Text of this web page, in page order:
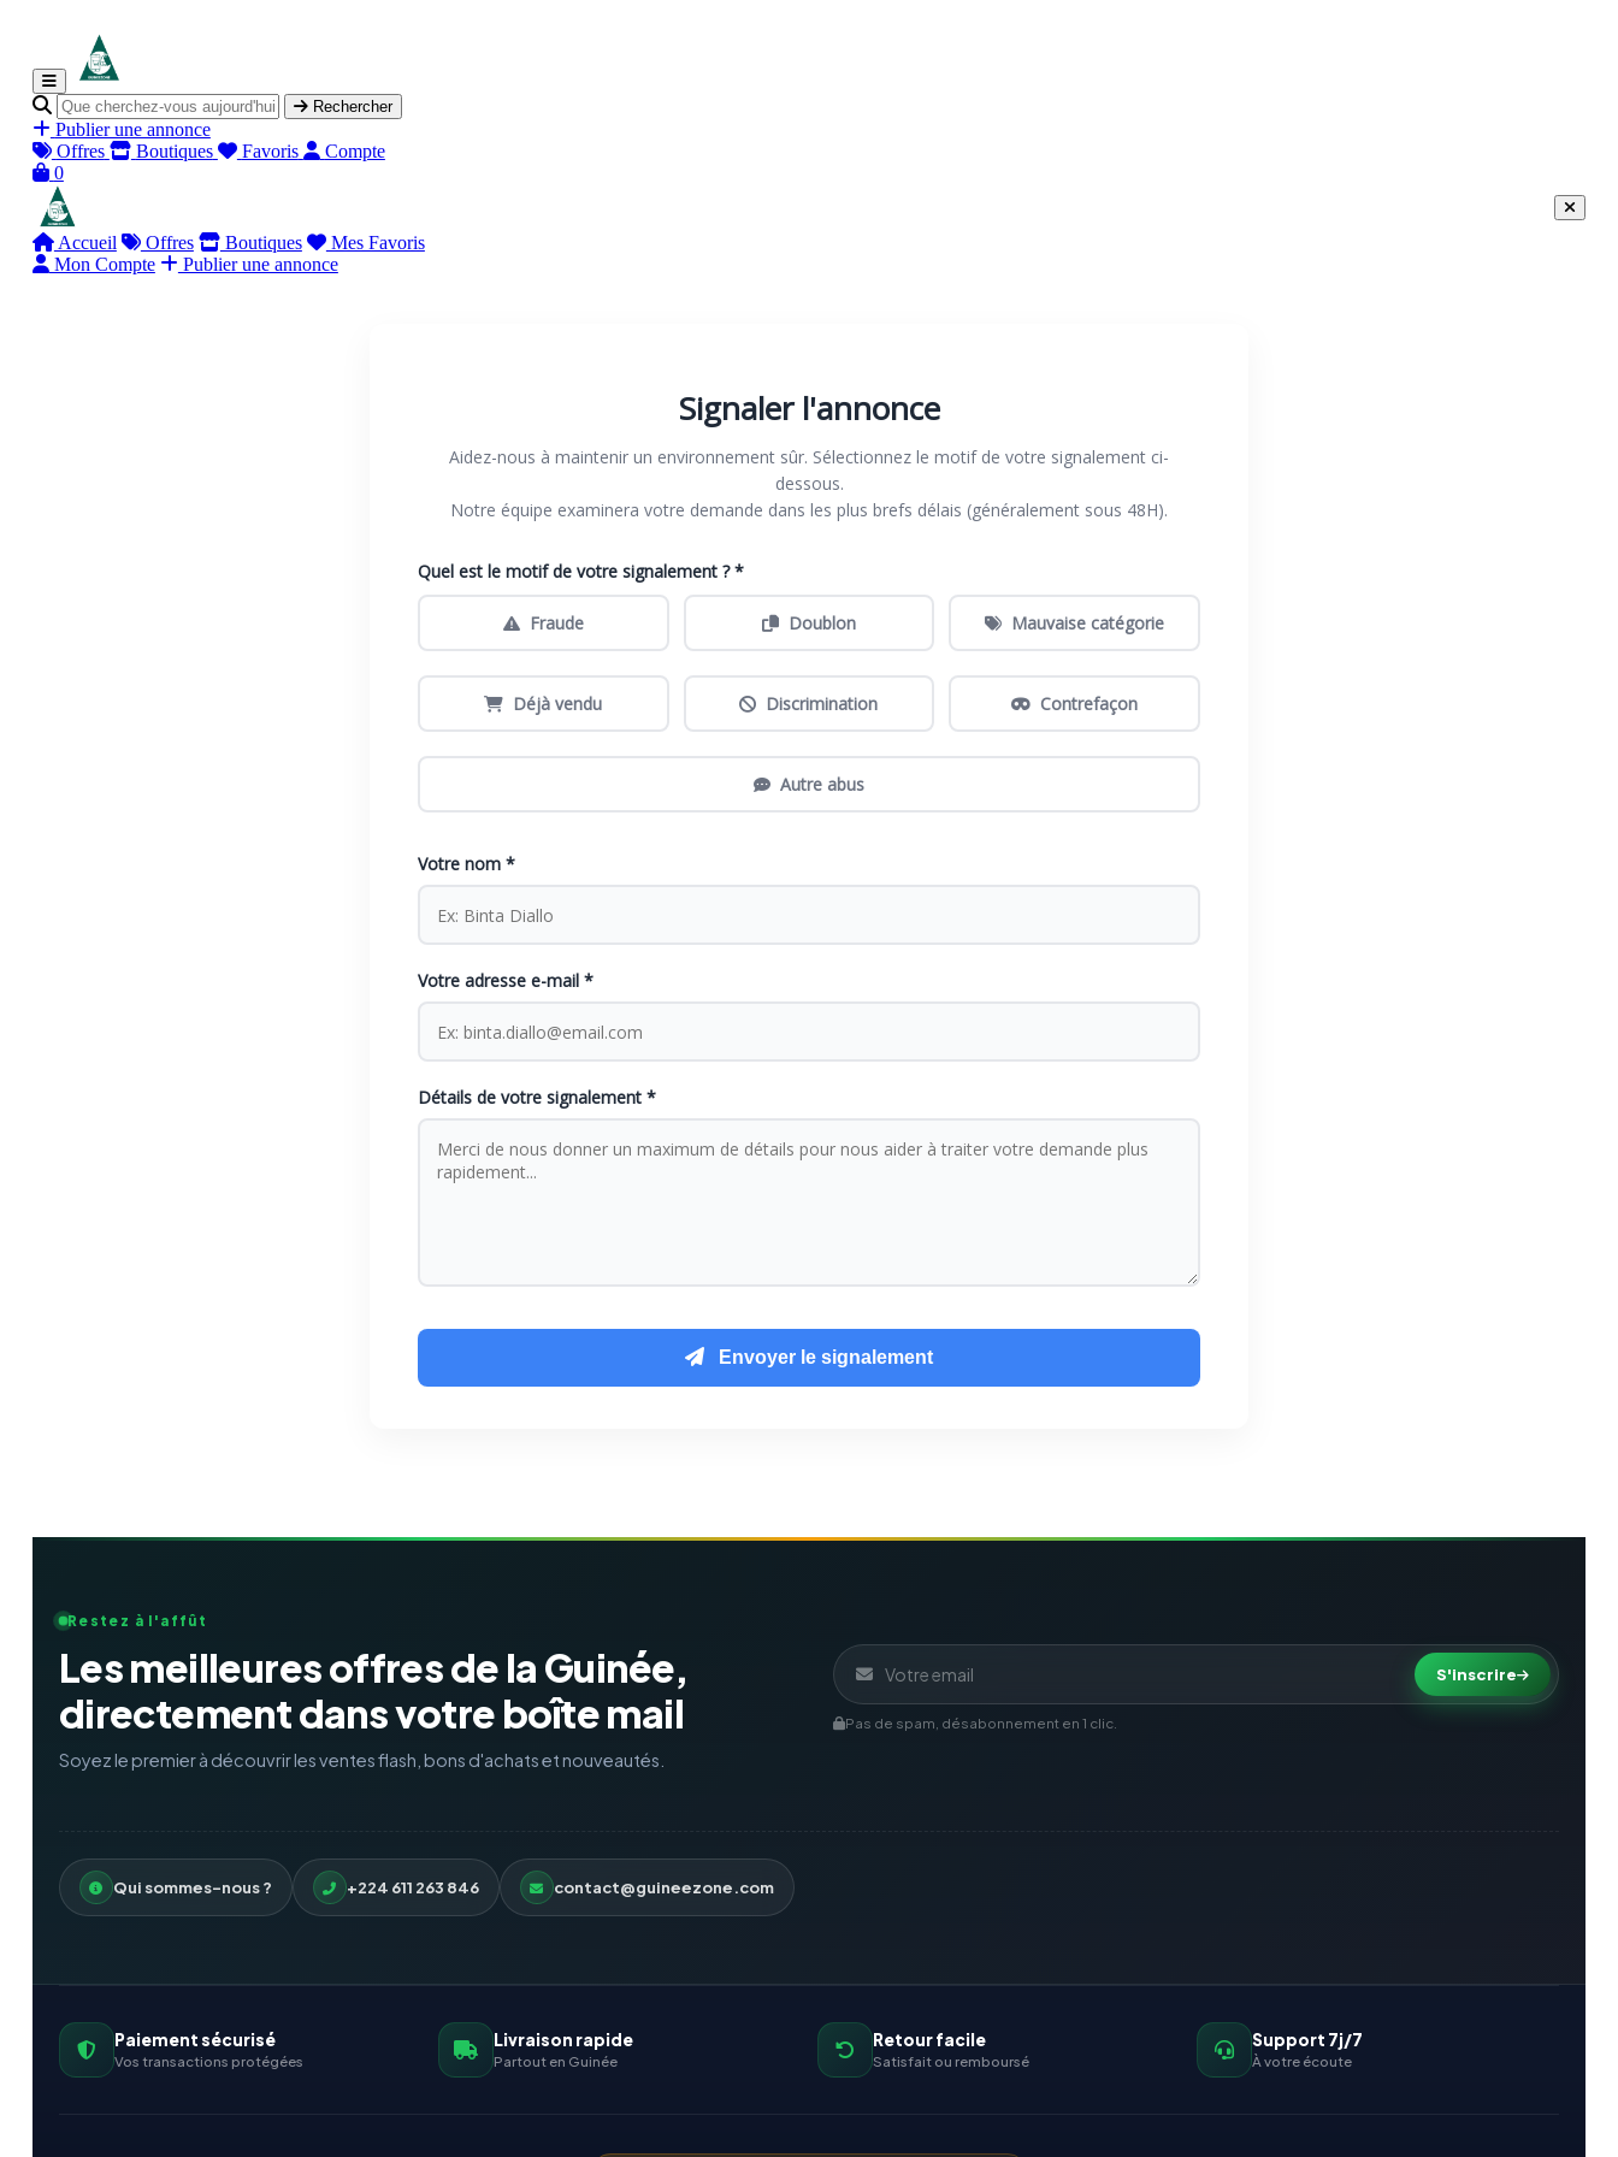
Rechercher
Publier une annonce
Offres
Boutiques Favoris
Compte
0
Accueil Offres Boutiques
Mes Favoris
Mon Compte
Publier une annonce
Signaler l'annonce
Aidez-nous à maintenir un environnement sûr. Sélectionnez le motif de votre signalement ci-
dessous.
Notre équipe examinera votre demande dans les plus brefs délais (généralement sous 48H).
Quel est le motif de votre signalement ? *
Fraude Doublon Mauvaise catégorie
Déjà vendu Discrimination Contrefaçon
Autre abus
Votre nom *
Votre adresse e-mail *
Détails de votre signalement *
Envoyer le signalement
Restez à l'affût
Les meilleures offres de la Guinée,
directement dans votre boîte mail
Soyez le premier à découvrir les ventes flash, bons d'achats et nouveautés.
S'inscrire
Pas de spam, désabonnement en 1 clic.
Qui sommes-nous ? +224 611 263 846 contact@guineezone.com
Paiement sécurisé
Vos transactions protégées
Livraison rapide
Partout en Guinée
Retour facile
Satisfait ou remboursé
Support 7j/7
À votre écoute